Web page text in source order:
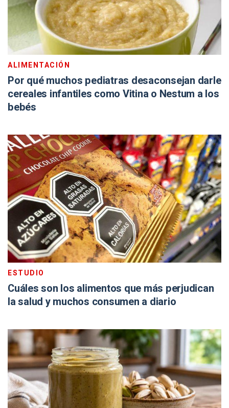
ALIMENTACIÓN
Por qué muchos pediatras desaconsejan darle
cereales infantiles como Vitina o Nestum a los
bebés
ESTUDIO
Cuáles son los alimentos que más perjudican
la salud y muchos consumen a diario